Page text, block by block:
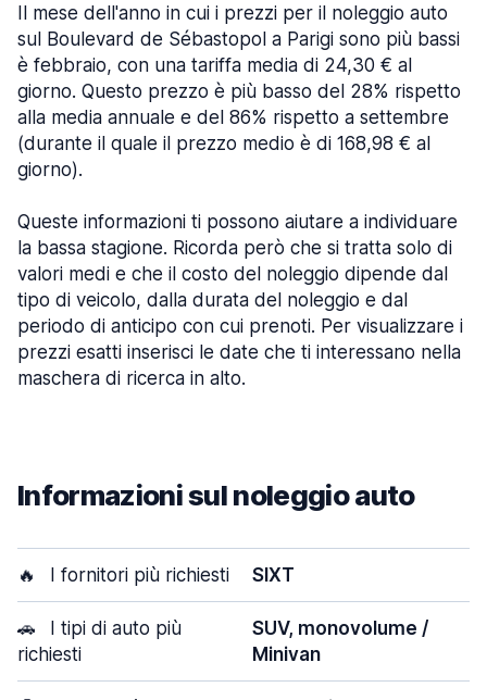
Il mese dell'anno in cui i prezzi per il noleggio auto
sul Boulevard de Sébastopol a Parigi sono più bassi
è febbraio, con una tariffa media di 24,30 € al
giorno. Questo prezzo è più basso del 28% rispetto
alla media annuale e del 86% rispetto a settembre
(durante il quale il prezzo medio è di 168,98 € al
giorno).
Queste informazioni ti possono aiutare a individuare
la bassa stagione. Ricorda però che si tratta solo di
valori medi e che il costo del noleggio dipende dal
tipo di veicolo, dalla durata del noleggio e dal
periodo di anticipo con cui prenoti. Per visualizzare i
prezzi esatti inserisci le date che ti interessano nella
maschera di ricerca in alto.
Informazioni sul noleggio auto
🔥 I fornitori più richiesti SIXT
🚗
I tipi di auto più
richiesti
SUV, monovolume /
Minivan